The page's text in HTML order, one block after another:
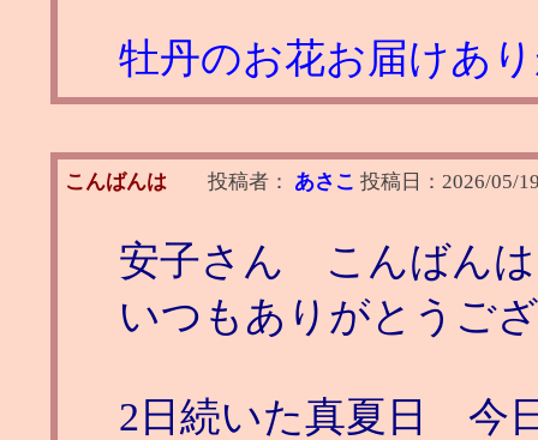
牡丹のお花お届けあ
こんばんは 投稿者： あさこ 投稿日： 2026/05/
安子さん こんばんは
いつもありがとうご
2日続いた真夏日 今